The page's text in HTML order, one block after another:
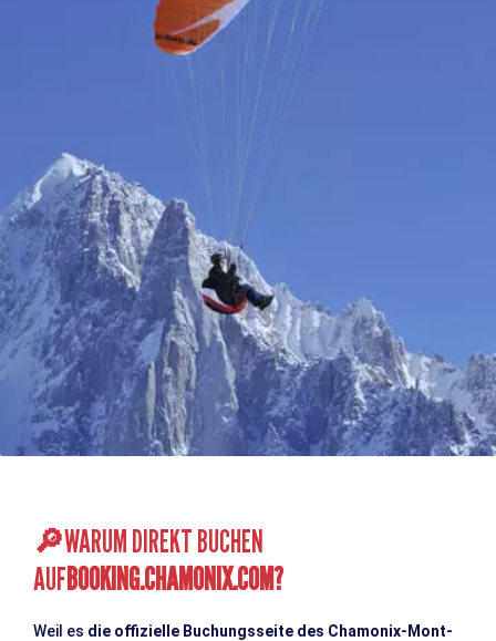
🔎WARUM DIREKT BUCHEN
AUFBOOKING.CHAMONIX.COM?
Weil es die offizielle Buchungsseite des Chamonix-Mont-